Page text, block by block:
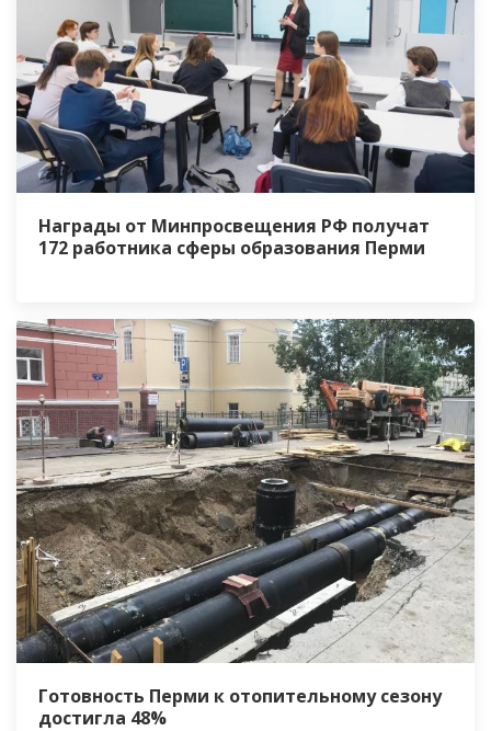
Награды от Минпросвещения РФ получат
172 работника сферы образования Перми
Готовность Перми к отопительному сезону
достигла 48%